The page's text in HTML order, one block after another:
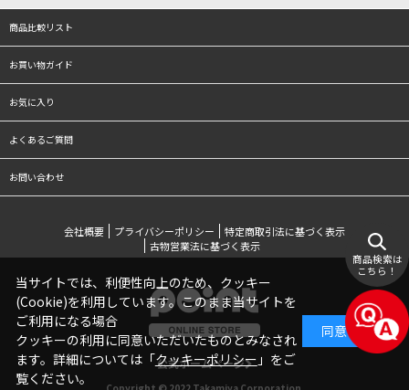
商品比較リスト
お買い物ガイド
お気に入り
よくあるご質問
お問い合わせ
会社概要 プライバシーポリシー
特定商取引法に基づく表示
古物営業法に基づく表示
公式ホームページ
商品検索は
こちら！
当サイトでは、利便性向上のため、クッキー
(Cookie)を利用しています。このまま当サイトを
ご利用になる場合
クッキーの利用に同意いただいたものとみなされ
ます。詳細については「クッキーポリシー 」をご
覧ください。
同意する